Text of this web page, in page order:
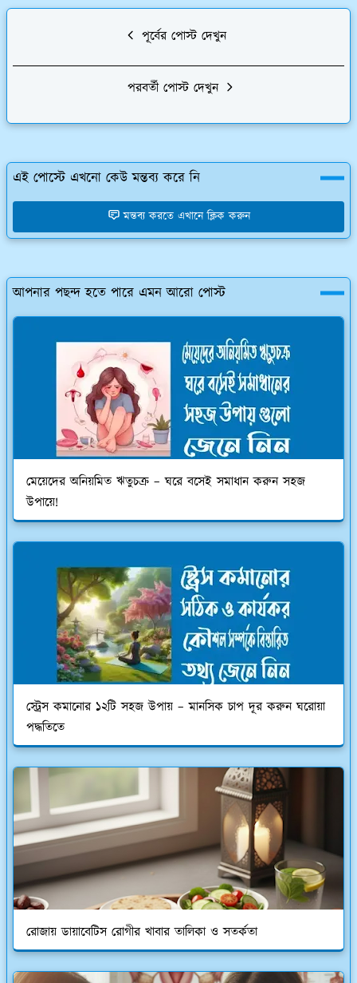
পূর্বের পোস্ট দেখুন
পরবর্তী পোস্ট দেখুন
এই পোস্টে এখনো কেউ মন্তব্য করে নি
মন্তব্য করতে এখানে ক্লিক করুন
আপনার পছন্দ হতে পারে এমন আরো পোস্ট
মেয়েদের অনিয়মিত ঋতুচক্র – ঘরে বসেই সমাধান করুন সহজ
উপায়ে!
স্ট্রেস কমানোর ১২টি সহজ উপায় – মানসিক চাপ দূর করুন ঘরোয়া
পদ্ধতিতে
রোজায় ডায়াবেটিস রোগীর খাবার তালিকা ও সতর্কতা